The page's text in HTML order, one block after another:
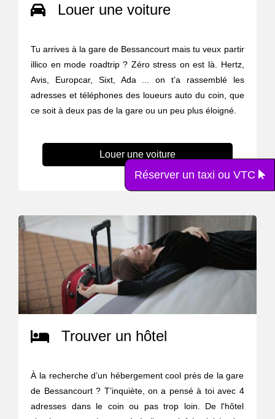
Louer une voiture
Tu arrives à la gare de Bessancourt mais tu veux partir
illico en mode roadtrip ? Zéro stress on est là. Hertz,
Avis, Europcar, Sixt, Ada ... on t’a rassemblé les
adresses et téléphones des loueurs auto du coin, que
ce soit à deux pas de la gare ou un peu plus éloigné.
Louer une voiture
Trouver un hôtel
À la recherche d’un hébergement cool près de la gare
de Bessancourt ? T’inquiète, on a pensé à toi avec 4
adresses dans le coin ou pas trop loin. De l'hôtel
Réserver un taxi ou VTC